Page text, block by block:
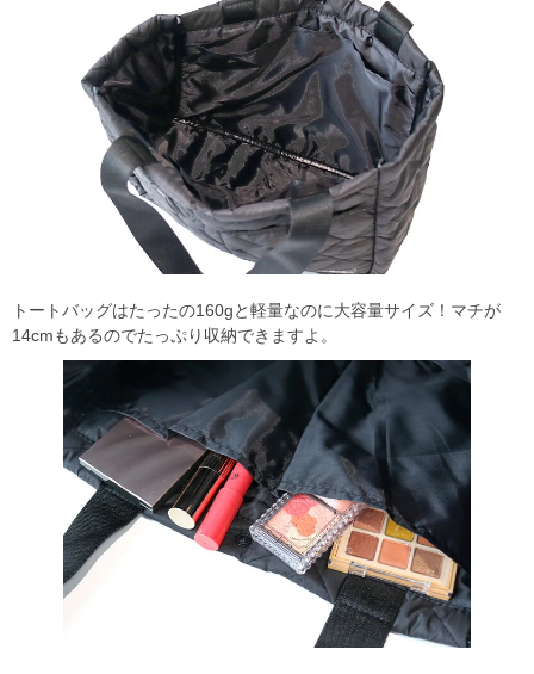
トートバッグはたったの160gと軽量なのに大容量サイズ！マチが
14cmもあるのでたっぷり収納できますよ。